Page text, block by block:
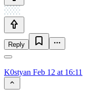
Reply
K0styan Feb 12 at 16:11